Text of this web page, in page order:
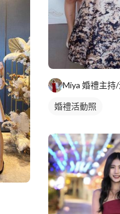
Miya 婚禮主持
婚禮活動照